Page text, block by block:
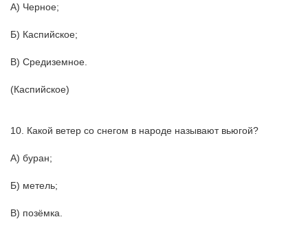
А) Черное;
Б) Каспийское;
В) Средиземное.
(Каспийское)
10. Какой ветер со снегом в народе называют вьюгой?
А) буран;
Б) метель;
В) позёмка.